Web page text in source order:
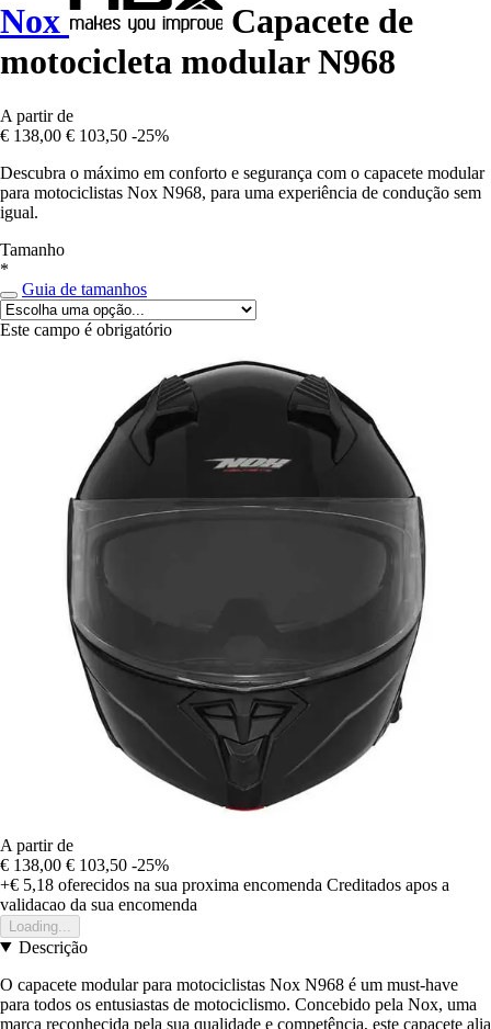
Nox
Capacete de
motocicleta modular N968
A partir de
€ 138,00 € 103,50 -25%
Descubra o máximo em conforto e segurança com o capacete modular
para motociclistas Nox N968, para uma experiência de condução sem
igual.
Tamanho
*
Guia de tamanhos
Este campo é obrigatório
A partir de
€ 138,00 € 103,50 -25%
+€ 5,18 oferecidos na sua proxima encomenda Creditados apos a
validacao da sua encomenda
Loading...
Descrição
O capacete modular para motociclistas Nox N968 é um must-have
para todos os entusiastas de motociclismo. Concebido pela Nox, uma
marca reconhecida pela sua qualidade e competência, este capacete alia